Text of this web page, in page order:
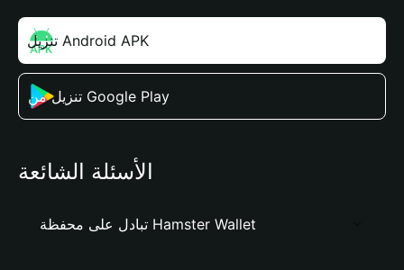
تنزيل Android APK
تنزيل من Google Play
الأسئلة الشائعة
تبادل على محفظة Hamster Wallet